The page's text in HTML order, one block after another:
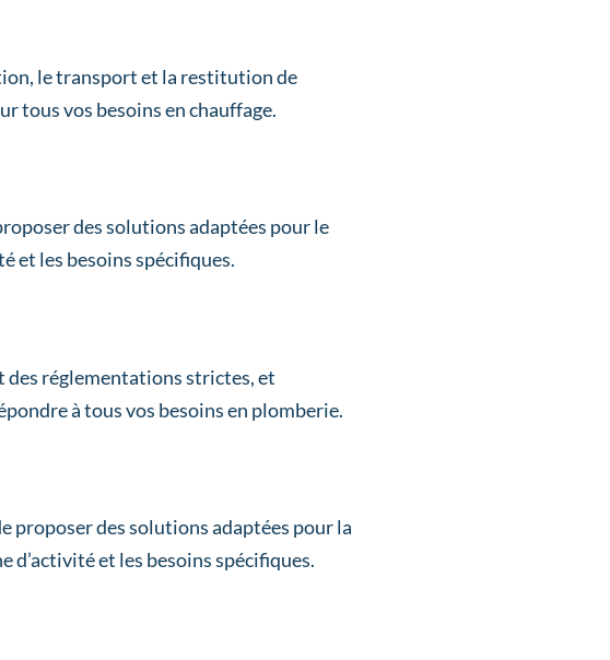
le transport et la restitution de
tous vos besoins en chauffage.
des solutions adaptées pour le
et les besoins spécifiques.
des réglementations strictes, et
à tous vos besoins en plomberie.
proposer des solutions adaptées pour la
d’activité et les besoins spécifiques.